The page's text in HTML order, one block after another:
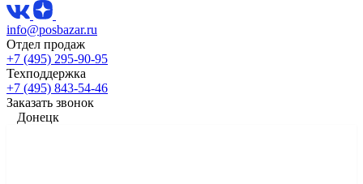
info@posbazar.ru
Отдел продаж
+7 (495) 295-90-95
Техподдержка
+7 (495) 843-54-46
Заказать звонок
Донецк